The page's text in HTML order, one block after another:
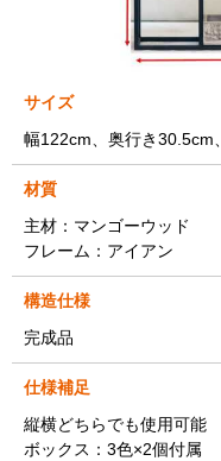
サイズ
幅122cm、奥行き30.5cm
材質
主材：マンゴーウッド
フレーム：アイアン
構造仕様
完成品
仕様補足
縦横どちらでも使用可能
ボックス：3色×2個付属